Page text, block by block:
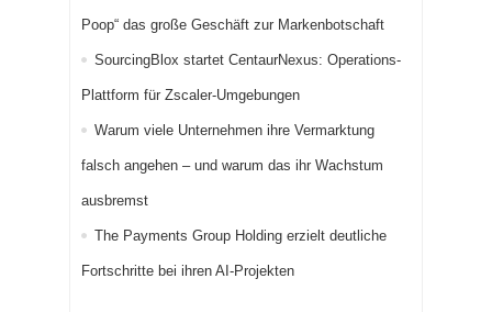
Poop“ das große Geschäft zur Markenbotschaft
SourcingBlox startet CentaurNexus: Operations-
Plattform für Zscaler-Umgebungen
Warum viele Unternehmen ihre Vermarktung
falsch angehen – und warum das ihr Wachstum
ausbremst
The Payments Group Holding erzielt deutliche
Fortschritte bei ihren AI-Projekten